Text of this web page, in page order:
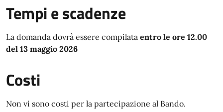
Tempi e scadenze
La domanda dovrà essere compilata entro le ore 12.00
del 13 maggio 2026
Costi
Non vi sono costi per la partecipazione al Bando.